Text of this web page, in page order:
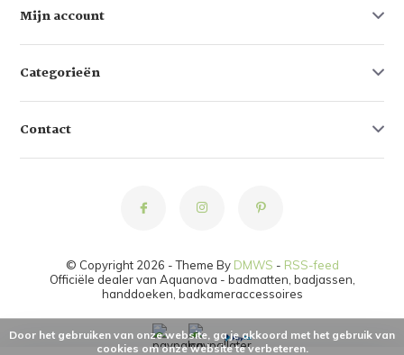
Mijn account
Categorieën
Contact
© Copyright 2026 - Theme By DMWS - RSS-feed
Officiële dealer van Aquanova - badmatten, badjassen,
handdoeken, badkameraccessoires
Door het gebruiken van onze website, ga je akkoord met het gebruik van
cookies om onze website te verbeteren.